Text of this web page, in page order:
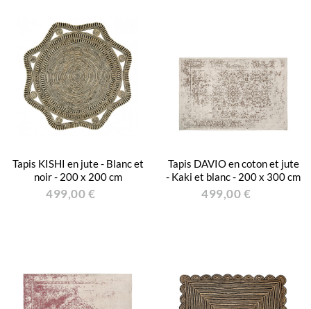
Tapis KISHI en jute - Blanc et
noir - 200 x 200 cm
499,00 €
Tapis DAVIO en coton et jute
- Kaki et blanc - 200 x 300 cm
499,00 €